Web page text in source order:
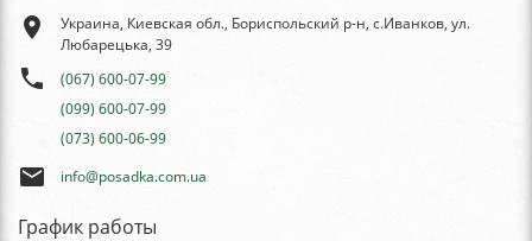
place
Украина, Киевская обл., Бориспольский р-н, с.Иванков, ул.
Любарецька, 39
phone
(067) 600-07-99
(099) 600-07-99
(073) 600-06-99
email info@posadka.com.ua
График работы